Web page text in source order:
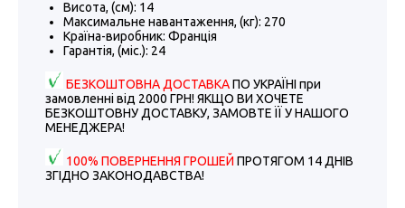
Висота, (см): 14
Максимальне навантаження, (кг): 270
Країна-виробник: Франція
Гарантія, (міс.): 24
БЕЗКОШТОВНА ДОСТАВКАПО УКРАЇНІ при
замовленні від 2000 ГРН! ЯКЩО ВИ ХОЧЕТЕ
БЕЗКОШТОВНУ ДОСТАВКУ, ЗАМОВТЕ ЇЇ У НАШОГО
МЕНЕДЖЕРА!
100% ПОВЕРНЕННЯ ГРОШЕЙ ПРОТЯГОМ 14 ДНІВ
ЗГІДНО ЗАКОНОДАВСТВА!